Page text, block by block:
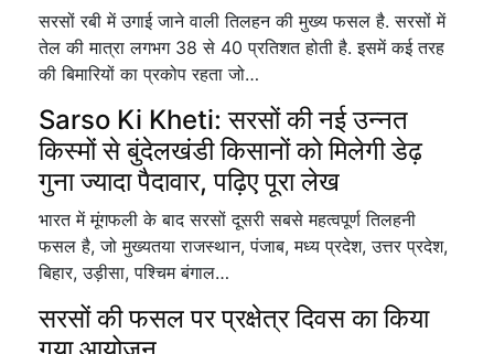
सरसों रबी में उगाई जाने वाली तिलहन की मुख्य फसल है. सरसों में
तेल की मात्रा लगभग 38 से 40 प्रतिशत होती है. इसमें कई तरह
की बिमारियों का प्रकोप रहता जो…
Sarso Ki Kheti: सरसों की नई उन्नत
किस्मों से बुंदेलखंडी किसानों को मिलेगी डेढ़
गुना ज्यादा पैदावार, पढ़िए पूरा लेख
भारत में मूंगफली के बाद सरसों दूसरी सबसे महत्वपूर्ण तिलहनी
फसल है, जो मुख्यतया राजस्थान, पंजाब, मध्य प्रदेश, उत्तर प्रदेश,
बिहार, उड़ीसा, पश्चिम बंगाल…
सरसों की फसल पर प्रक्षेत्र दिवस का किया